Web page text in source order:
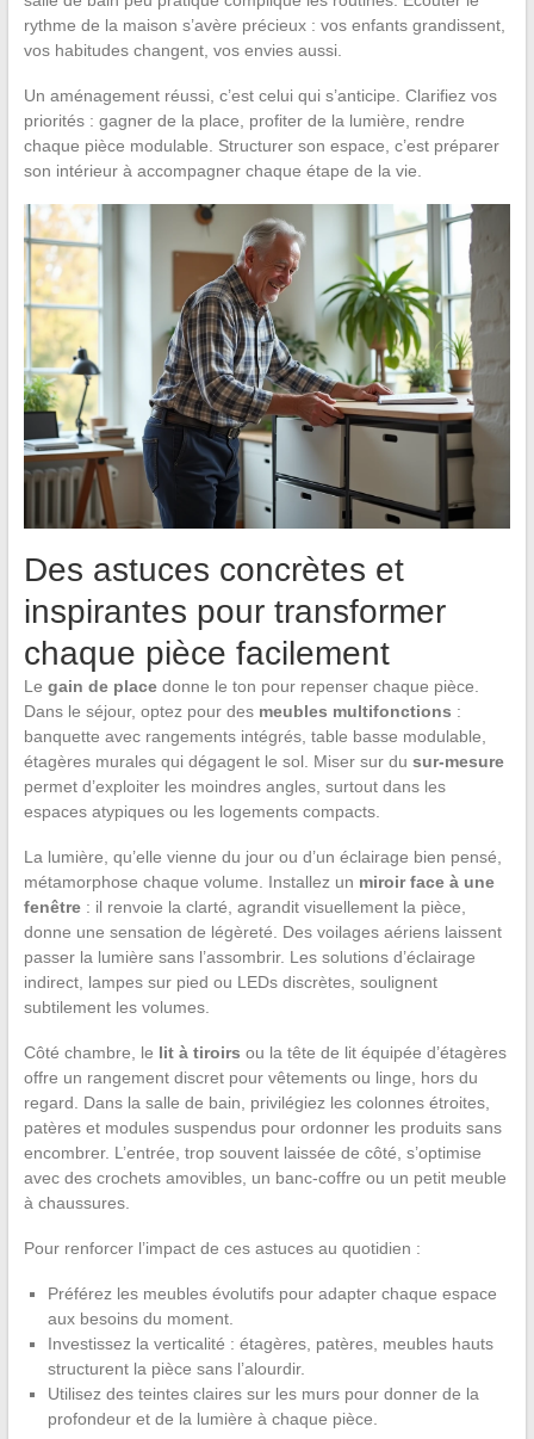
rythme de la maison s’avère précieux : vos enfants grandissent,
vos habitudes changent, vos envies aussi.
Un aménagement réussi, c’est celui qui s’anticipe. Clarifiez vos
priorités : gagner de la place, profiter de la lumière, rendre
chaque pièce modulable. Structurer son espace, c’est préparer
son intérieur à accompagner chaque étape de la vie.
Des astuces concrètes et
inspirantes pour transformer
chaque pièce facilement
Le gain de placedonne le ton pour repenser chaque pièce.
Dans le séjour, optez pour des meubles multifonctions :
banquette avec rangements intégrés, table basse modulable,
étagères murales qui dégagent le sol. Miser sur du sur-mesure
permet d’exploiter les moindres angles, surtout dans les
espaces atypiques ou les logements compacts.
La lumière, qu’elle vienne du jour ou d’un éclairage bien pensé,
métamorphose chaque volume. Installez un miroir face à une
fenêtre: il renvoie la clarté, agrandit visuellement la pièce,
donne une sensation de légèreté. Des voilages aériens laissent
passer la lumière sans l’assombrir. Les solutions d’éclairage
indirect, lampes sur pied ou LEDs discrètes, soulignent
subtilement les volumes.
Côté chambre, le lit à tiroirs ou la tête de lit équipée d’étagères
offre un rangement discret pour vêtements ou linge, hors du
regard. Dans la salle de bain, privilégiez les colonnes étroites,
patères et modules suspendus pour ordonner les produits sans
encombrer. L’entrée, trop souvent laissée de côté, s’optimise
avec des crochets amovibles, un banc-coffre ou un petit meuble
à chaussures.
Pour renforcer l’impact de ces astuces au quotidien :
Préférez les meubles évolutifs pour adapter chaque espace
aux besoins du moment.
Investissez la verticalité : étagères, patères, meubles hauts
structurent la pièce sans l’alourdir.
Utilisez des teintes claires sur les murs pour donner de la
profondeur et de la lumière à chaque pièce.